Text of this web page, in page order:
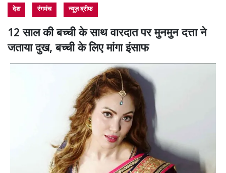
देश रंगमंच न्यूज़ ब्रीफ
12 साल की बच्ची के साथ वारदात पर मुनमुन दत्ता ने
जताया दुख, बच्ची के लिए मांगा इंसाफ